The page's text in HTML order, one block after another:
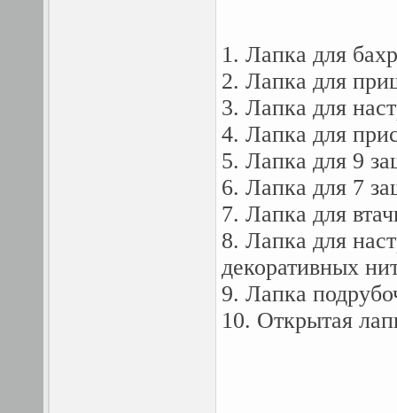
1. Лапка для
2. Лапка для
3. Лапка для
4. Лапка для
5. Лапка для 9
6. Лапка для 7
7. Лапка для
8. Лапка для
декоративных
9. Лапка
10. Открытая